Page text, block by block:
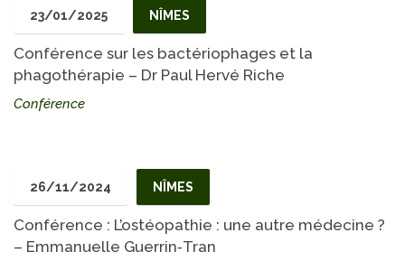
23/01/2025 NÎMES
Conférence sur les bactériophages et la
phagothérapie – Dr Paul Hervé Riche
Conférence
26/11/2024 NÎMES
Conférence : L’ostéopathie : une autre médecine ?
– Emmanuelle Guerrin‐Tran